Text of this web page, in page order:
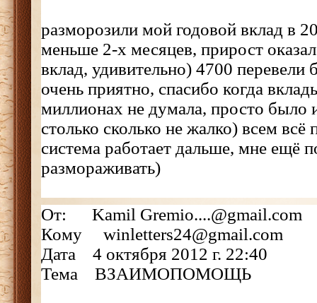
разморозили мой годовой вклад в
меньше 2-х месяцев, прирост
вклад, удивительно) 4700
очень приятно, спасибо когда
миллионах не думала, просто было
столько сколько не жалко) всем всё
система работает дальше, мне ещё
размораживать)
От: Kamil Gremio....@gmail.com
Кому winletters24@gmail.com
Дата 4 октября 2012 г. 22:40
Тема ВЗАИМОПОМОЩЬ